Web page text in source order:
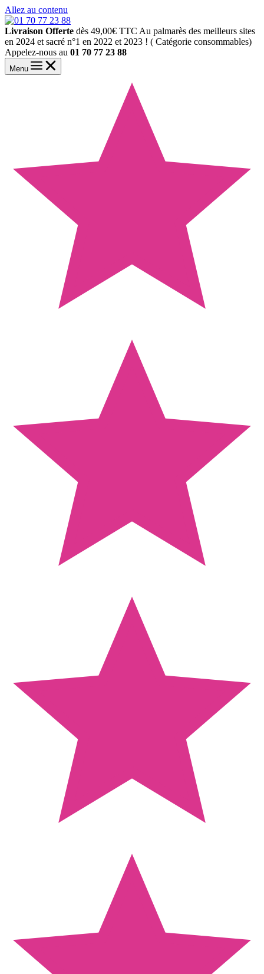
Allez au contenu
Livraison Offerte dès 49,00€ TTC Au palmarès des meilleurs sites
en 2024 et sacré n°1 en 2022 et 2023 ! ( Catégorie consommables)
Appelez-nous au 01 70 77 23 88
Menu